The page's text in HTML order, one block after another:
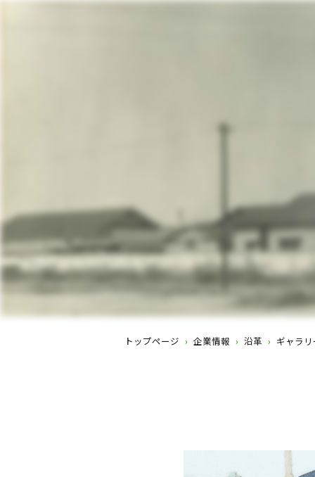
トップページ › 企業情報 › 沿革 › ギャラ